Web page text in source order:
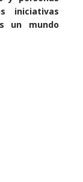
iniciativas
un mundo